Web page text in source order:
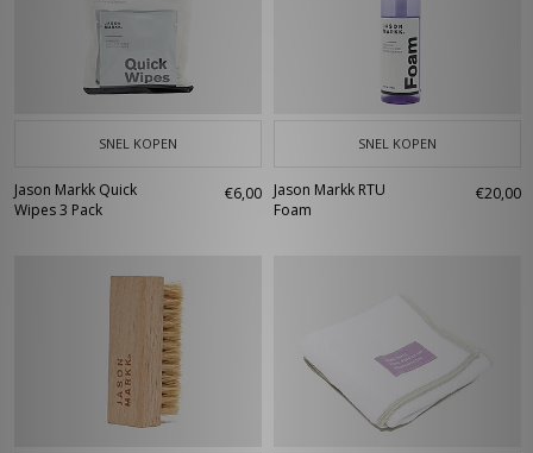
SNEL KOPEN
Jason Markk Quick
Wipes 3 Pack
€6,00
SNEL KOPEN
Jason Markk RTU
Foam
€20,00